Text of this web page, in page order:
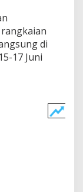
di
17 Juni